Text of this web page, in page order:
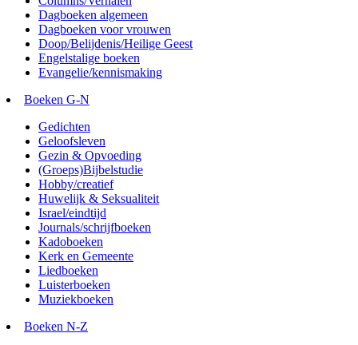
Dagboeken algemeen
Dagboeken voor vrouwen
Doop/Belijdenis/Heilige Geest
Engelstalige boeken
Evangelie/kennismaking
Boeken G-N
Gedichten
Geloofsleven
Gezin & Opvoeding
(Groeps)Bijbelstudie
Hobby/creatief
Huwelijk & Seksualiteit
Israel/eindtijd
Journals/schrijfboeken
Kadoboeken
Kerk en Gemeente
Liedboeken
Luisterboeken
Muziekboeken
Boeken N-Z